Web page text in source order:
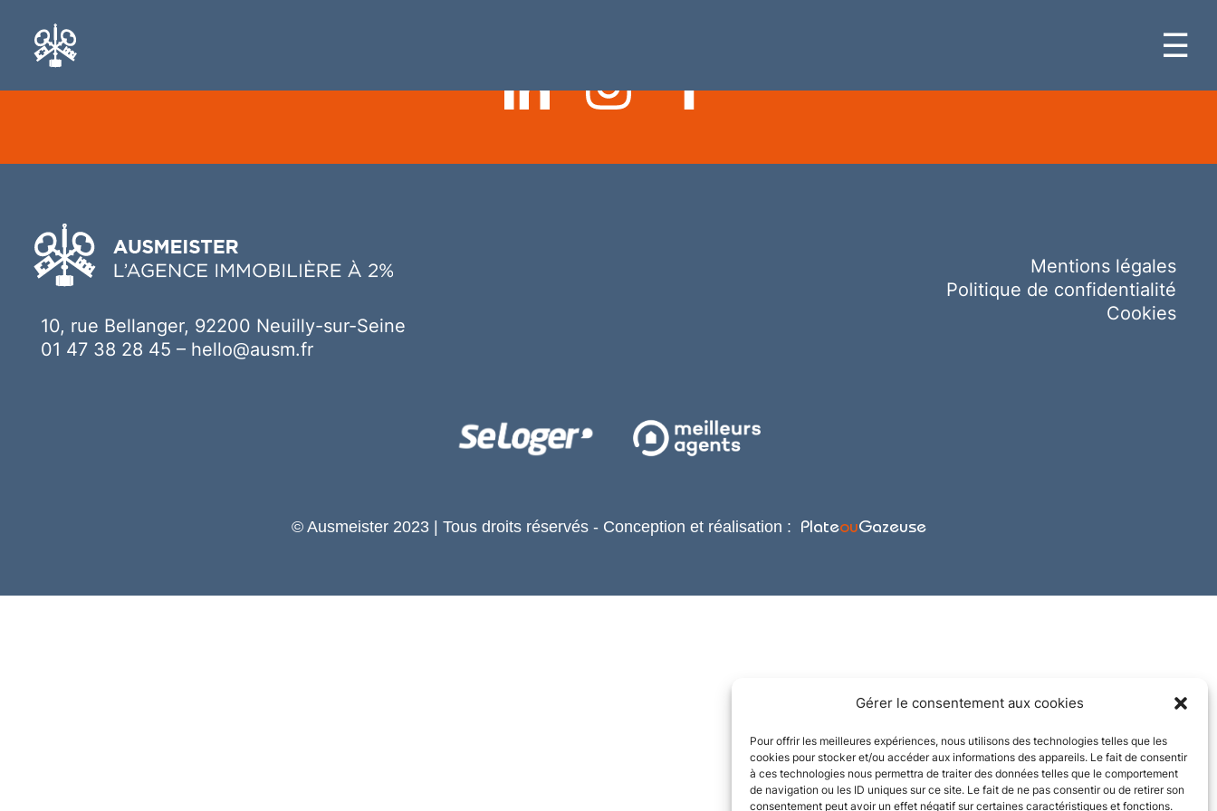
Gérer le consentement aux cookies
Pour offrir les meilleures expériences, nous utilisons des technologies telles que les
cookies pour stocker et/ou accéder aux informations des appareils. Le fait de consentir
à ces technologies nous permettra de traiter des données telles que le comportement
de navigation ou les ID uniques sur ce site. Le fait de ne pas consentir ou de retirer son
consentement peut avoir un effet négatif sur certaines caractéristiques et fonctions.
☰
10, rue Bellanger, 92200 Neuilly-sur-Seine
01 47 38 28 45 – hello@ausm.fr
Mentions légales
Politique de confidentialité
Cookies
© Ausmeister 2023 | Tous droits réservés - Conception et réalisation : PlateouGazeuse